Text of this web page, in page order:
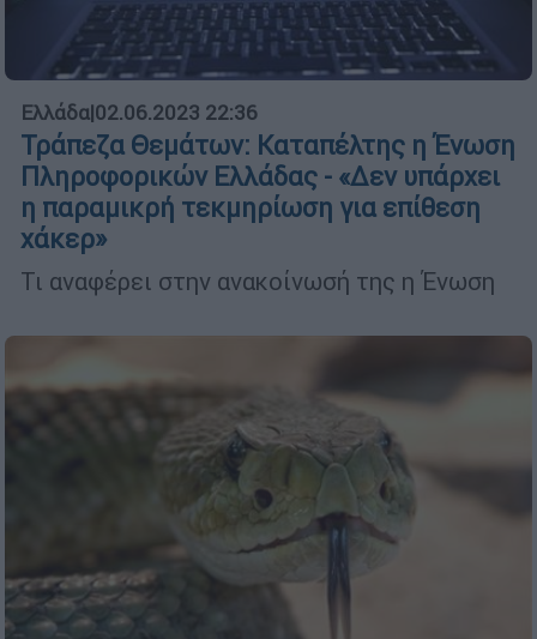
Ελλάδα|02.06.2023 22:36
Τράπεζα Θεμάτων: Καταπέλτης η Ένωση
Πληροφορικών Ελλάδας - «Δεν υπάρχει
η παραμικρή τεκμηρίωση για επίθεση
χάκερ»
Τι αναφέρει στην ανακοίνωσή της η Ένωση